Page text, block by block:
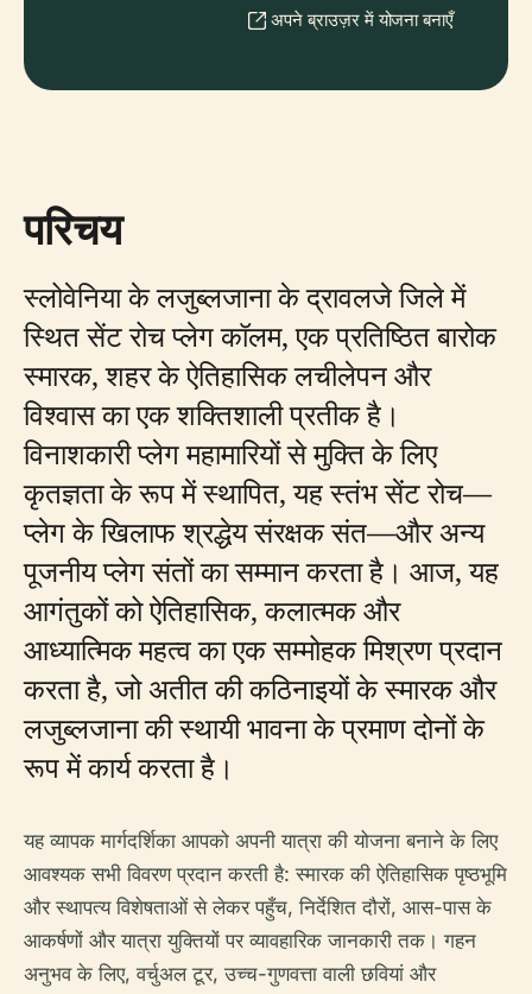
अपने ब्राउज़र में योजना बनाएँ
परिचय
स्लोवेनिया के लजुब्लजाना के द्रावलजे जिले में
स्थित सेंट रोच प्लेग कॉलम, एक प्रतिष्ठित बारोक
स्मारक, शहर के ऐतिहासिक लचीलेपन और
विश्वास का एक शक्तिशाली प्रतीक है।
विनाशकारी प्लेग महामारियों से मुक्ति के लिए
कृतज्ञता के रूप में स्थापित, यह स्तंभ सेंट रोच—
प्लेग के खिलाफ श्रद्धेय संरक्षक संत—और अन्य
पूजनीय प्लेग संतों का सम्मान करता है। आज, यह
आगंतुकों को ऐतिहासिक, कलात्मक और
आध्यात्मिक महत्व का एक सम्मोहक मिश्रण प्रदान
करता है, जो अतीत की कठिनाइयों के स्मारक और
लजुब्लजाना की स्थायी भावना के प्रमाण दोनों के
रूप में कार्य करता है।
यह व्यापक मार्गदर्शिका आपको अपनी यात्रा की योजना बनाने के लिए
आवश्यक सभी विवरण प्रदान करती है: स्मारक की ऐतिहासिक पृष्ठभूमि
और स्थापत्य विशेषताओं से लेकर पहुँच, निर्देशित दौरों, आस-पास के
आकर्षणों और यात्रा युक्तियों पर व्यावहारिक जानकारी तक। गहन
अनुभव के लिए, वर्चुअल टूर, उच्च-गुणवत्ता वाली छवियां और